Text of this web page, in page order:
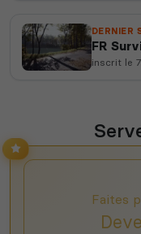
DERNIER
FR
inscrit le
Faites